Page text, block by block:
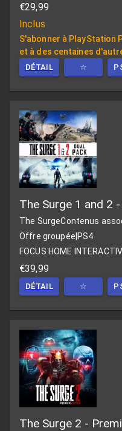
€29,99
Inclus
S'abonner à PlayStation
et à des centaines
DÉTAIL ☆
The Surge 1 and 2
The SurgeContenus
Offre groupée PS4
FOCUS HOME
€39,99
DÉTAIL ☆
The Surge 2 -